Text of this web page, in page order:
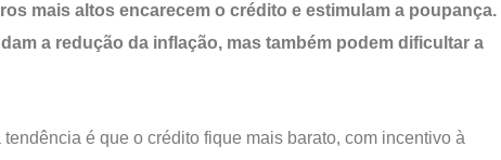
mais altos encarecem o crédito e estimulam a poupança.
a redução da inflação, mas também podem dificultar a
é que o crédito fique mais barato, com incentivo à